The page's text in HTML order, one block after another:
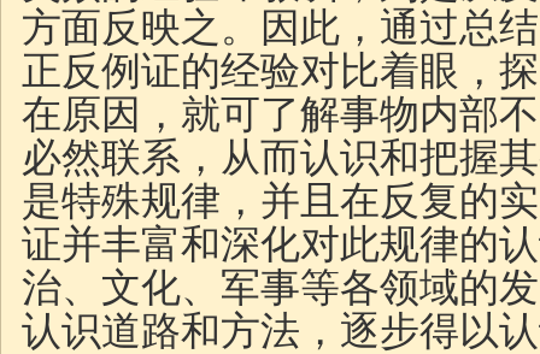
方面反映之。因此，通过总
正反例证的经验对比着眼，
在原因，就可了解事物内部
必然联系，从而认识和把握
是特殊规律，并且在反复的
证并丰富和深化对此规律的
治、文化、军事等各领域的
认识道路和方法，逐步得以